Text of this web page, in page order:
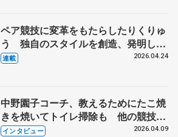
ペア競技に変革をもたらしたりくりゅ
う 独自のスタイルを創造、発明した
【引退発表後②】
連載 2026.04.24
中野園子コーチ、教えるためにたこ焼
きを焼いてトイレ掃除も 他の競技に
も通用するという坂本花織の筋肉
インタビュー 2026.04.09